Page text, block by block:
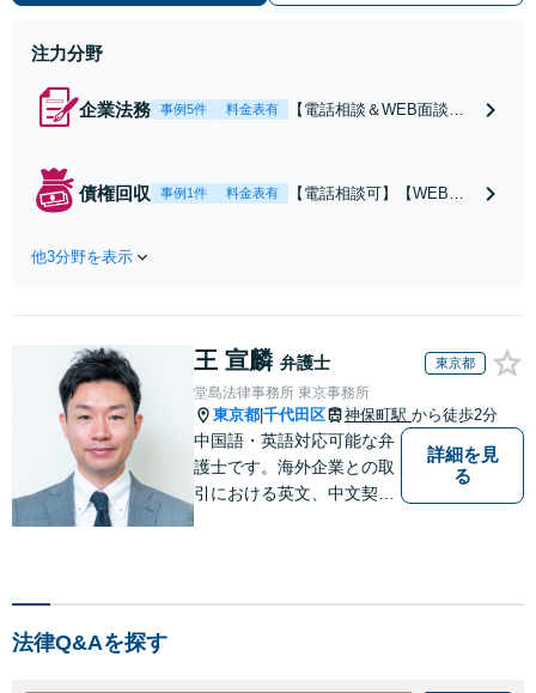
注力分野
企業法務 事例5件 料金表有
【電話相談＆WEB面談
素材メーカーで20年勤務、
債権回収 事例1件 料金表有
【電話相談可】【WEB面
請負代金の未払い、取引先
業間の債権回収に幅広く対
応「フリーランスの報酬未
払いもご相談ください」
他3分野を表示
王 宣麟 弁護士 東京都
堂島法律事務所 東京事務所
東京都 千代田区 神保町駅 から徒歩2分
中国語・英語対応可能な弁
護士です。海外企業との取
引における英文、中文契約
詳細を見
る
法律Q&Aを探す